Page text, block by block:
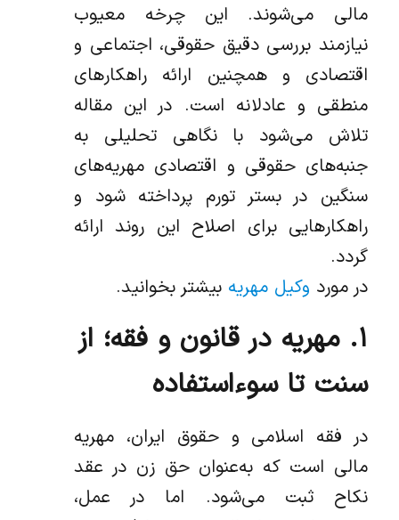
مالی می‌شوند. این چرخه معیوب
نیازمند بررسی دقیق حقوقی، اجتماعی و
اقتصادی و همچنین ارائه راهکارهای
منطقی و عادلانه است. در این مقاله
تلاش می‌شود با نگاهی تحلیلی به
جنبه‌های حقوقی و اقتصادی مهریه‌های
سنگین در بستر تورم پرداخته شود و
راهکارهایی برای اصلاح این روند ارائه
گردد.
در مورد وکیل مهریه بیشتر بخوانید.
۱.‌ مهریه در قانون و فقه؛ از
سنت تا سوءاستفاده
در فقه اسلامی و حقوق ایران، مهریه
مالی است که به‌عنوان حق زن در عقد
نکاح ثبت می‌شود. اما در عمل،